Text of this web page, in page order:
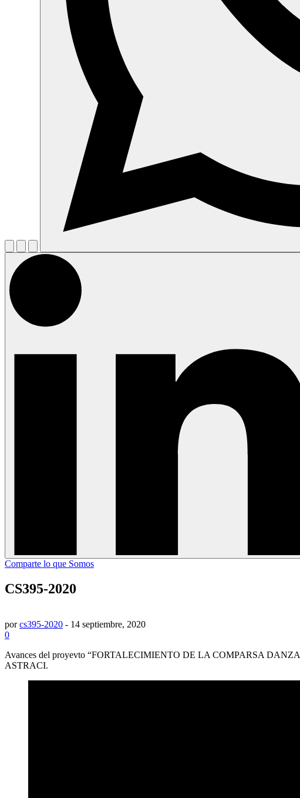
Comparte lo que Somos
CS395-2020
porcs395-2020 - 14 septiembre, 2020
0
Avances del proyevto “FORTALECIMIENTO DE LA COMPARSA
ASTRACI.